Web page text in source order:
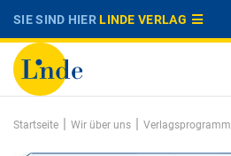
SIE SIND HIERLINDE VERLAG
Startseite | Wir über uns | Verlagsprogramm